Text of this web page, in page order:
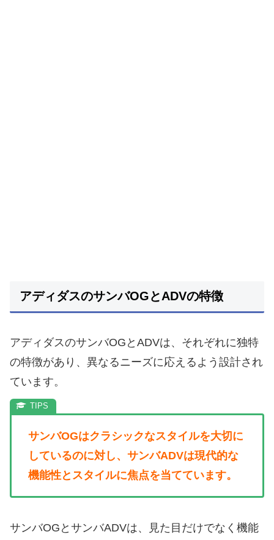
アディダスのサンバOGとADVの特徴
アディダスのサンバOGとADVは、それぞれに独特
の特徴があり、異なるニーズに応えるよう設計され
ています。
サンバOGはクラシックなスタイルを大切に
しているのに対し、サンバADVは現代的な
機能性とスタイルに焦点を当てています。
サンバOGとサンバADVは、見た目だけでなく機能